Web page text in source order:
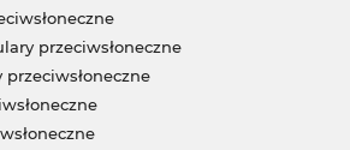
przeciwsłoneczne